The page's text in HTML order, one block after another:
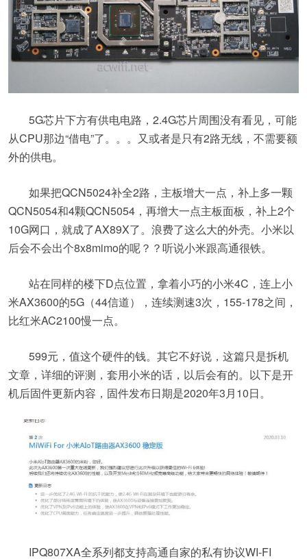
5G芯片下方有供电电路，2.4G芯片周围没有看见，可能
从CPU那边“借电”了。。。又或者是只有2路无线，不需要额
外的供电。
如果把QCN5024补全2路，主板增大一点，补上多一颗
QCN5054和4颗QCN5054，再增大一点主板面板，补上2个
10G网口，就成了AX89X了。浪费了这么大的外壳。小米以
后会不会出个8x8mimo的呢？？听说小米跟高通很铁。
站在同样的楼下D点位置，拿着小巧的小米4C，连上小
米AX3600的5G（44信道），连续测速3次，155-178之间，
比红米AC2100慢一点。
599元，值这个硬件的钱。其它不好说，这篇只是拆机
文章，详细的评测，套用小米的话，以后会有的。以下是开
机后固件更新内容，固件发布日期是2020年3月10日。
IPQ807XA全系列都支持高通自家的私有协议WI-FI